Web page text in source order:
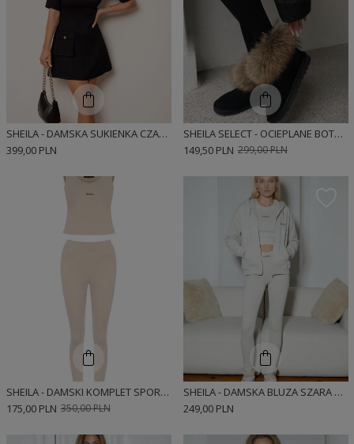
SHEILA - DAMSKA SUKIENKA CZARNA Z KIESZENIĄ I ZŁOTYMI GUZIKAMI MINI 'LOUME'
399,00 PLN
SHEILA SELECT - OCIEPLANE BOTKI ZIMOWE DAMSKIE CZARNE 'NESTOR BLACK'
299,00 PLN
149,50 PLN
SHEILA - DAMSKI KOMPLET SPORTOWY TOP I LEGINSY W KOLORZE BEŻOWYM 'MAESTIC'
350,00 PLN
175,00 PLN
SHEILA - DAMSKA BLUZA SZARA ROZPINANA NA ZAMEK KLASYCZNA 'DEWI'
249,00 PLN